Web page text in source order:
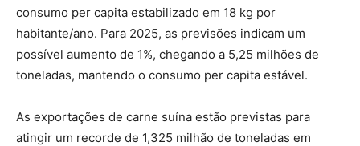
consumo per capita estabilizado em 18 kg por
habitante/ano. Para 2025, as previsões indicam um
possível aumento de 1%, chegando a 5,25 milhões de
toneladas, mantendo o consumo per capita estável.
As exportações de carne suína estão previstas para
atingir um recorde de 1,325 milhão de toneladas em